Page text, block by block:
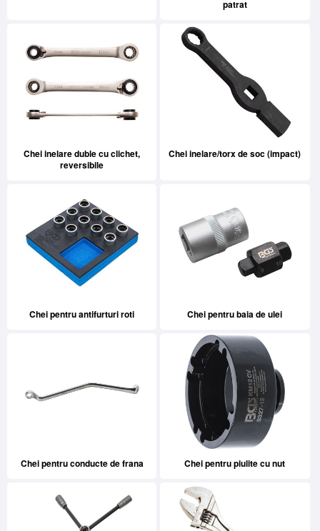
patrat
Chei inelare duble cu clichet,
reversibile
Chei inelare/torx de soc (impact)
Chei pentru antifurturi roti Chei pentru baia de ulei
Chei pentru conducte de frana Chei pentru piulite cu nut